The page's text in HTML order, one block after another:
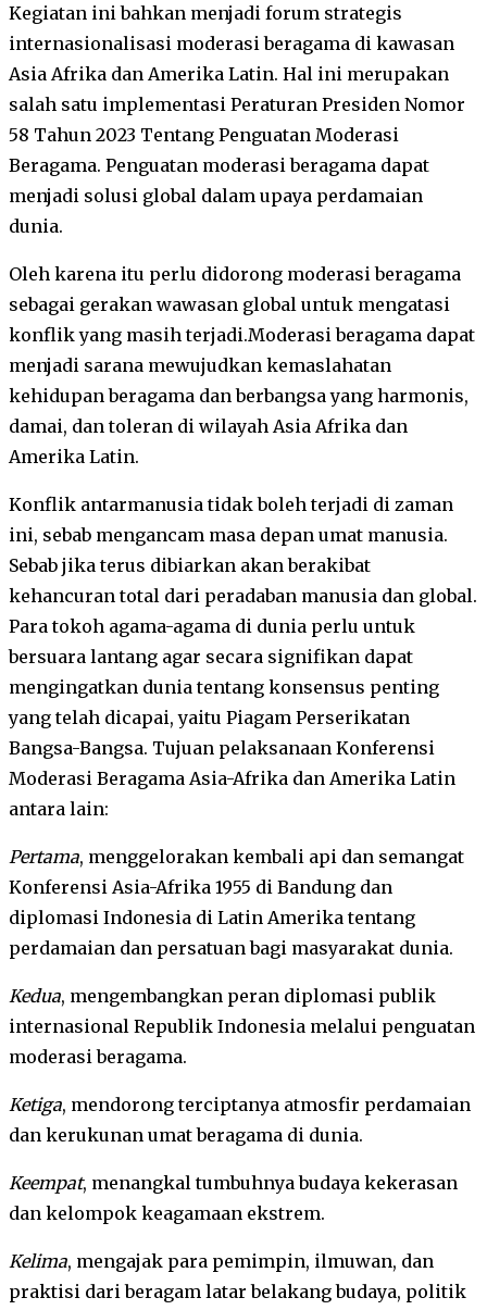
Kegiatan ini bahkan menjadi forum strategis
internasionalisasi moderasi beragama di kawasan
Asia Afrika dan Amerika Latin. Hal ini merupakan
salah satu implementasi Peraturan Presiden Nomor
58 Tahun 2023 Tentang Penguatan Moderasi
Beragama. Penguatan moderasi beragama dapat
menjadi solusi global dalam upaya perdamaian
dunia.
Oleh karena itu perlu didorong moderasi beragama
sebagai gerakan wawasan global untuk mengatasi
konflik yang masih terjadi.Moderasi beragama dapat
menjadi sarana mewujudkan kemaslahatan
kehidupan beragama dan berbangsa yang harmonis,
damai, dan toleran di wilayah Asia Afrika dan
Amerika Latin.
Konflik antarmanusia tidak boleh terjadi di zaman
ini, sebab mengancam masa depan umat manusia.
Sebab jika terus dibiarkan akan berakibat
kehancuran total dari peradaban manusia dan global.
Para tokoh agama-agama di dunia perlu untuk
bersuara lantang agar secara signifikan dapat
mengingatkan dunia tentang konsensus penting
yang telah dicapai, yaitu Piagam Perserikatan
Bangsa-Bangsa. Tujuan pelaksanaan Konferensi
Moderasi Beragama Asia-Afrika dan Amerika Latin
antara lain:
Pertama, menggelorakan kembali api dan semangat
Konferensi Asia-Afrika 1955 di Bandung dan
diplomasi Indonesia di Latin Amerika tentang
perdamaian dan persatuan bagi masyarakat dunia.
Kedua, mengembangkan peran diplomasi publik
internasional Republik Indonesia melalui penguatan
moderasi beragama.
Ketiga, mendorong terciptanya atmosfir perdamaian
dan kerukunan umat beragama di dunia.
Keempat, menangkal tumbuhnya budaya kekerasan
dan kelompok keagamaan ekstrem.
Kelima, mengajak para pemimpin, ilmuwan, dan
praktisi dari beragam latar belakang budaya, politik